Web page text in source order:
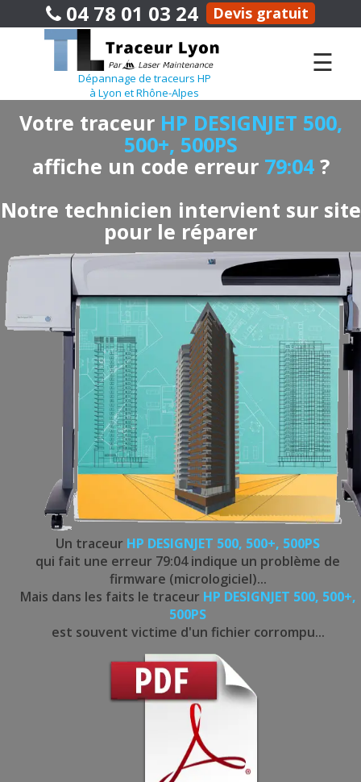
04 78 01 03 24 Devis gratuit
Dépannage de traceurs HP
à Lyon et Rhône-Alpes
☰
Votre traceur HP DESIGNJET 500,
500+, 500PS
affiche un code erreur 79:04?
Notre technicien intervient sur site
pour le réparer
Un traceur HP DESIGNJET 500, 500+, 500PS
qui fait une erreur 79:04 indique un problème de
firmware (micrologiciel)...
Mais dans les faits le traceur HP DESIGNJET 500, 500+,
500PS
est souvent victime d'un fichier corrompu...